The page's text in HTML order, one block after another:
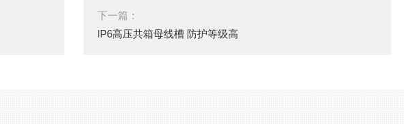
下一篇：
IP6高压共箱母线槽 防护等级高